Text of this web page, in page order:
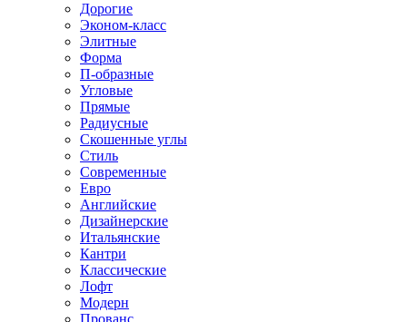
Дорогие
Эконом-класс
Элитные
Форма
П-образные
Угловые
Прямые
Радиусные
Скошенные углы
Стиль
Современные
Евро
Английские
Дизайнерские
Итальянские
Кантри
Классические
Лофт
Модерн
Прованс